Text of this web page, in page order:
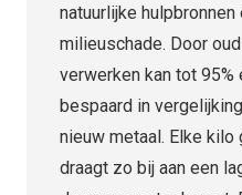
natuurlijke
milieuschade. Door
verwerken kan tot 95%
bespaard in
nieuw metaal. Elke
draagt zo bij aan een